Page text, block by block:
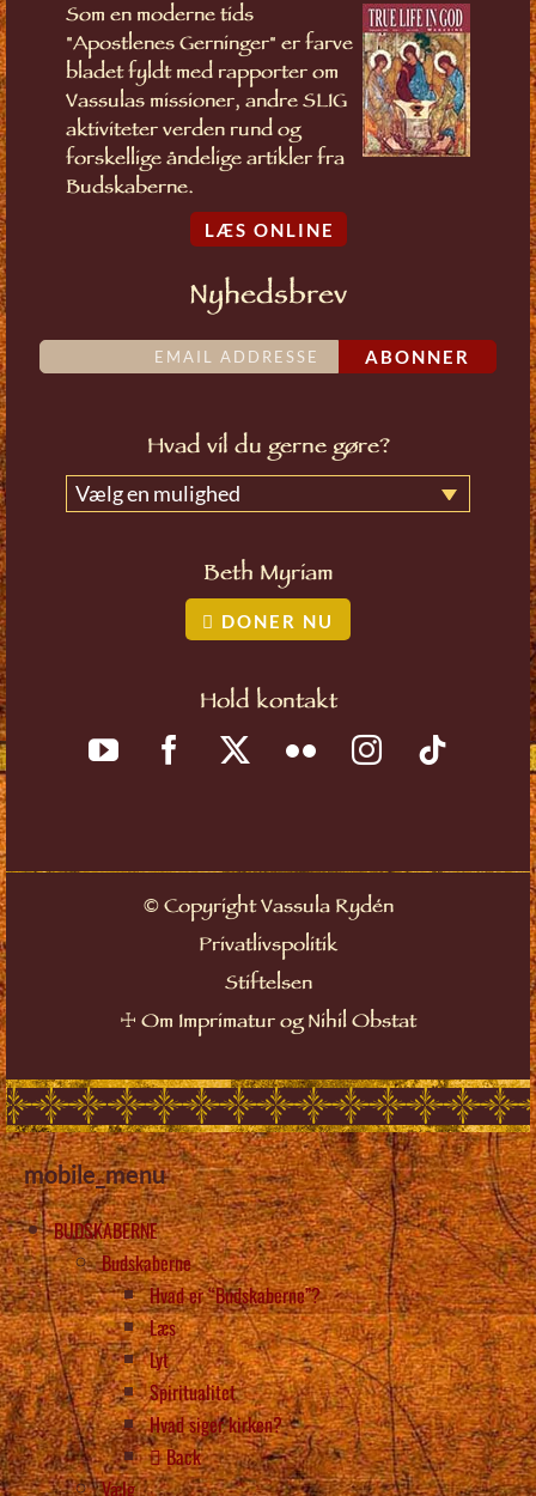
Som en moderne tids
"Apostlenes Gerninger" er farve
bladet fyldt med rapporter om
Vassulas missioner, andre SLIG
aktiviteter verden rund og
forskellige åndelige artikler fra
Budskaberne.
LÆS ONLINE
Nyhedsbrev
ABONNER
Hvad vil du gerne gøre?
Vælg en mulighed
Beth Myriam
DONER NU
Hold kontakt
©Copyright Vassula Rydén
Privatlivspolitik
Stiftelsen
☩ Om Imprimatur og Nihil Obstat
mobile_menu
BUDSKABERNE
Budskaberne
Hvad er “Budskaberne”?
Læs
Lyt
Spiritualitet
Hvad siger kirken?
Back
Vælg